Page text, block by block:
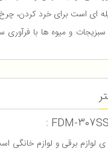
ای است برای خرد کردن،
و میوه ها با
لوازم برقی و لوازم خانگی